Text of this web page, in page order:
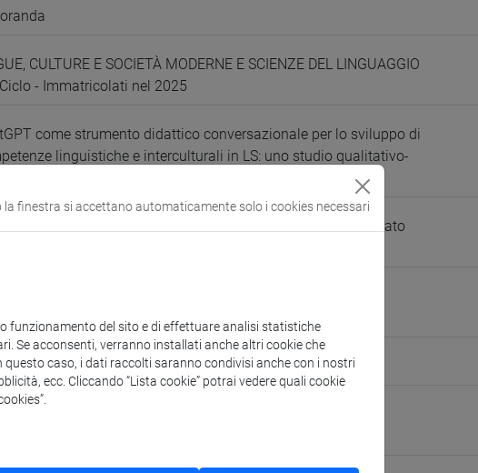
CULTURE E SOCIETÀ MODERNE E SCIENZE DEL LINGUAGGIO
- Immatricolati nel 2025
come strumento didattico conversazionale per lo sviluppo di
linguistiche e interculturali in LS: uno studio qualitativo-
Cecilia Luise (CF) - Anja Zorman (Univ. Primorska) - Dottorato
persone/rosangela.misciagna (scheda personale)
la finestra si accettano automaticamente solo i cookies necessari
funzionamento del sito e di effettuare analisi statistiche
Se acconsenti, verranno installati anche altri cookie che
caso, i dati raccolti saranno condivisi anche con i nostri
ecc. Cliccando “Lista cookie” potrai vedere quali cookie